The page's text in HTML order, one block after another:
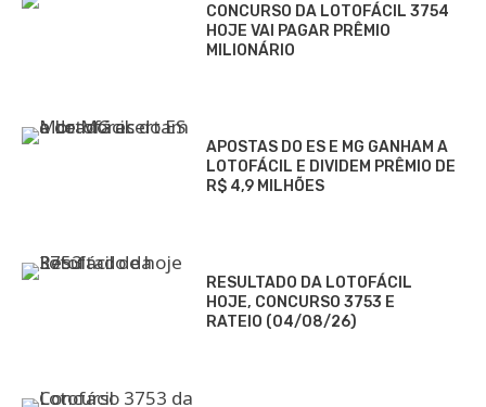
CONCURSO DA LOTOFÁCIL 3754
HOJE VAI PAGAR PRÊMIO
MILIONÁRIO
APOSTAS DO ES E MG GANHAM A
LOTOFÁCIL E DIVIDEM PRÊMIO DE
R$ 4,9 MILHÕES
RESULTADO DA LOTOFÁCIL
HOJE, CONCURSO 3753 E
RATEIO (04/08/26)